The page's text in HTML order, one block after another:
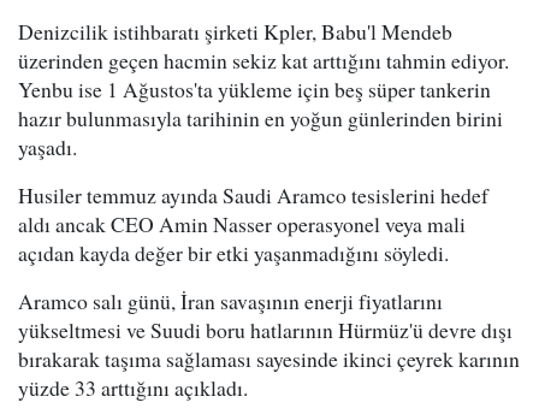
Denizcilik istihbaratı şirketi Kpler, Babu'l Mendeb
üzerinden geçen hacmin sekiz kat arttığını tahmin ediyor.
Yenbu ise 1 Ağustos'ta yükleme için beş süper tankerin
hazır bulunmasıyla tarihinin en yoğun günlerinden birini
yaşadı.
Husiler temmuz ayında Saudi Aramco tesislerini hedef
aldı ancak CEO Amin Nasser operasyonel veya mali
açıdan kayda değer bir etki yaşanmadığını söyledi.
Aramco salı günü, İran savaşının enerji fiyatlarını
yükseltmesi ve Suudi boru hatlarının Hürmüz'ü devre dışı
bırakarak taşıma sağlaması sayesinde ikinci çeyrek karının
yüzde 33 arttığını açıkladı.